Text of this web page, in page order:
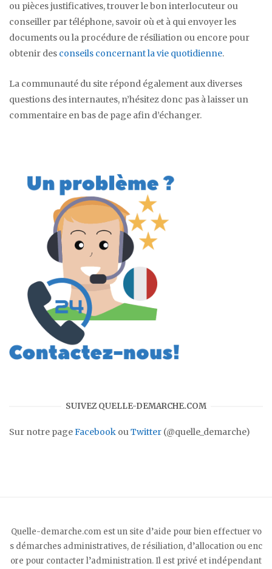
ou pièces justificatives, trouver le bon interlocuteur ou
conseiller par téléphone, savoir où et à qui envoyer les
documents ou la procédure de résiliation ou encore pour
obtenir des conseils concernant la vie quotidienne.
La communauté du site répond également aux diverses
questions des internautes, n’hésitez donc pas à laisser un
commentaire en bas de page afin d’échanger.
SUIVEZ QUELLE-DEMARCHE.COM
Sur notre pageFacebook ouTwitter (@quelle_demarche)
Quelle-demarche.com est un site d’aide pour bien effectuer vo
s démarches administratives, de résiliation, d’allocation ou enc
ore pour contacter l’administration. Il est privé et indépendant